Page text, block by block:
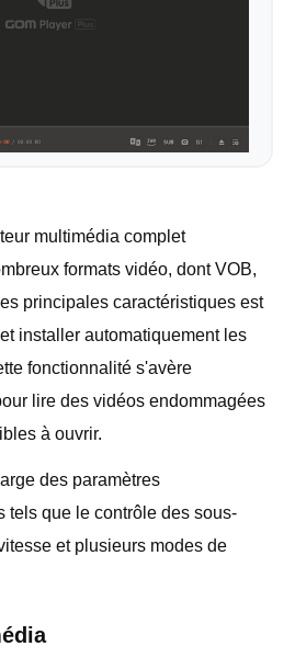
multimédia complet
formats vidéo, dont VOB,
principales caractéristiques est
installer automatiquement les
fonctionnalité s'avère
lire des vidéos endommagées
à ouvrir.
des paramètres
tels que le contrôle des sous-
et plusieurs modes de